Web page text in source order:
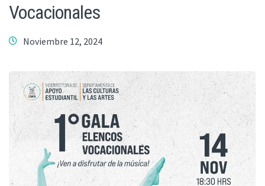
Vocacionales
Noviembre 12, 2024